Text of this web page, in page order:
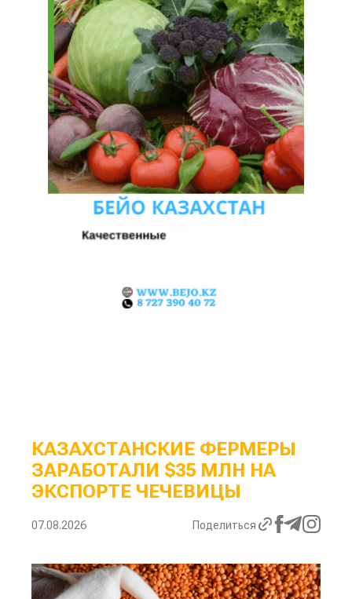
КАЗАХСТАНСКИЕ ФЕРМЕРЫ
ЗАРАБОТАЛИ $35 МЛН НА
ЭКСПОРТЕ ЧЕЧЕВИЦЫ
07.08.2026 Поделиться